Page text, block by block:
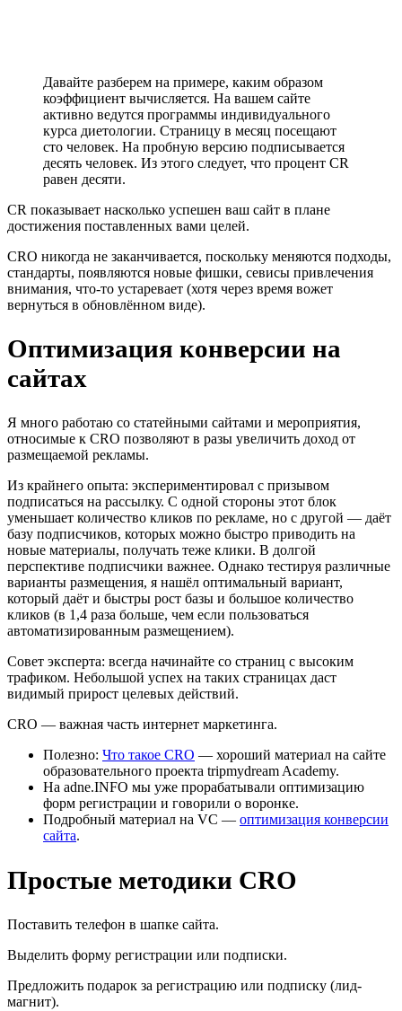
Давайте разберем на примере, каким образом
коэффициент вычисляется. На вашем сайте
активно ведутся программы индивидуального
курса диетологии. Страницу в месяц посещают
сто человек. На пробную версию подписывается
десять человек. Из этого следует, что процент CR
равен десяти.
CR показывает насколько успешен ваш сайт в плане
достижения поставленных вами целей.
CRO никогда не заканчивается, поскольку меняются подходы,
стандарты, появляются новые фишки, севисы привлечения
внимания, что-то устаревает (хотя через время вожет
вернуться в обновлённом виде).
Оптимизация конверсии на
сайтах
Я много работаю со статейными сайтами и мероприятия,
относимые к CRO позволяют в разы увеличить доход от
размещаемой рекламы.
Из крайнего опыта: экспериментировал с призывом
подписаться на рассылку. С одной стороны этот блок
уменьшает количество кликов по рекламе, но с другой — даёт
базу подписчиков, которых можно быстро приводить на
новые материалы, получать теже клики. В долгой
перспективе подписчики важнее. Однако тестируя различные
варианты размещения, я нашёл оптимальный вариант,
который даёт и быстры рост базы и большое количество
кликов (в 1,4 раза больше, чем если пользоваться
автоматизированным размещением).
Совет эксперта: всегда начинайте со страниц с высоким
трафиком. Небольшой успех на таких страницах даст
видимый прирост целевых действий.
CRO — важная часть интернет маркетинга.
Полезно: Что такое CRO — хороший материал на сайте
образовательного проекта tripmydream Academy.
На adne.INFO мы уже прорабатывали оптимизацию
форм регистрации и говорили о воронке.
Подробный материал на VC — оптимизация конверсии
сайта.
Простые методики CRO
Поставить телефон в шапке сайта.
Выделить форму регистрации или подписки.
Предложить подарок за регистрацию или подписку (лид-
магнит).